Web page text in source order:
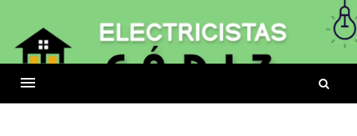
contentELECTRICISTAS
CÁDIZ